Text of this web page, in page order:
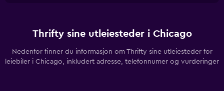
Thrifty sine utleiesteder i Chicago
Nedenfor finner du informasjon om Thrifty sine utleiesteder for
leiebiler i Chicago, inkludert adresse, telefonnumer og vurderinger